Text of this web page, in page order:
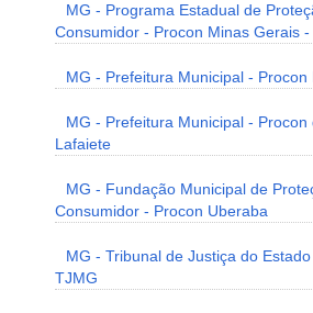
MG - Programa Estadual de
Consumidor - Procon Minas Gerais
MG - Prefeitura Municipal - Procon
MG - Prefeitura Municipal - Procon
Lafaiete
MG - Fundação Municipal de
Consumidor - Procon Uberaba
MG - Tribunal de Justiça do
TJMG